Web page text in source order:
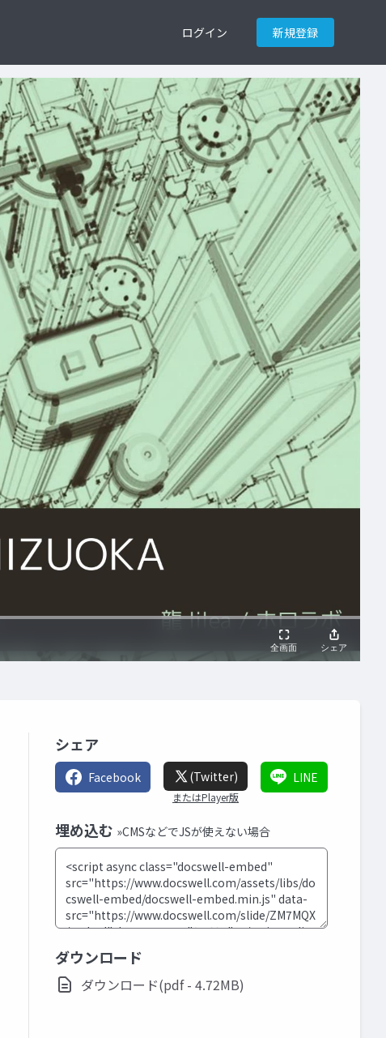
ログイン 新規登録
シェア
Facebook (Twitter)
またはPlayer版
LINE
埋め込む »CMSなどでJSが使えない場合
ダウンロード
ダウンロード(pdf - 4.72MB)